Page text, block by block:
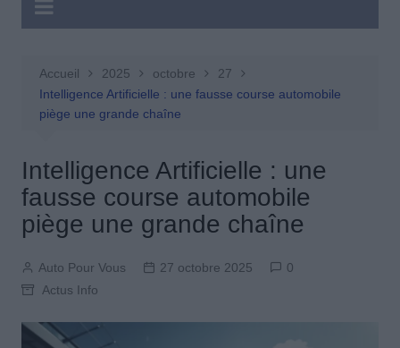
Accueil 2025 octobre
27
Intelligence Artificielle : une fausse course automobile
piège une grande chaîne
Intelligence Artificielle : une
fausse course automobile
piège une grande chaîne
Auto Pour Vous 27 octobre 2025
0
Actus Info